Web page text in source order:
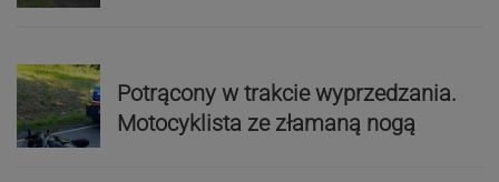
Potrącony w trakcie wyprzedzania.
Motocyklista ze złamaną nogą